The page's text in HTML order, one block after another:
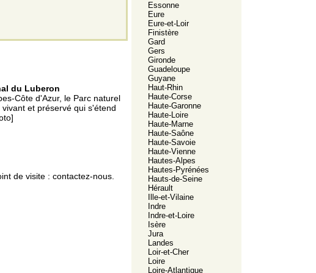
Essonne
Eure
Eure-et-Loir
Finistère
Gard
Gers
Gironde
Guadeloupe
Guyane
Haut-Rhin
Haute-Corse
Haute-Garonne
Haute-Loire
Haute-Marne
Haute-Saône
Haute-Savoie
Haute-Vienne
Hautes-Alpes
Hautes-Pyrénées
Hauts-de-Seine
Hérault
Ille-et-Vilaine
Indre
Indre-et-Loire
Isère
Jura
Landes
Loir-et-Cher
Loire
Loire-Atlantique
du Luberon
Côte d'Azur, le Parc naturel
et préservé qui s'étend
de visite : contactez-nous.